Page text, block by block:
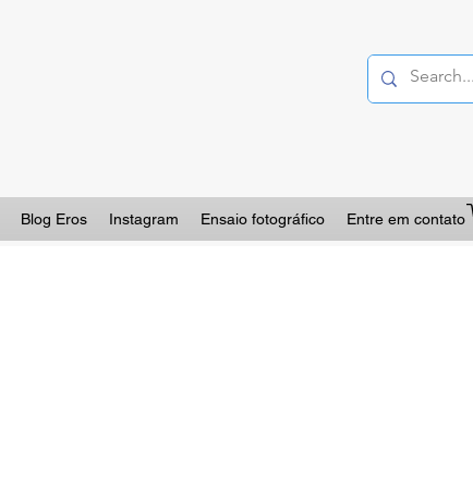
Blog Eros Instagram Ensaio fotográfico Entre em contato